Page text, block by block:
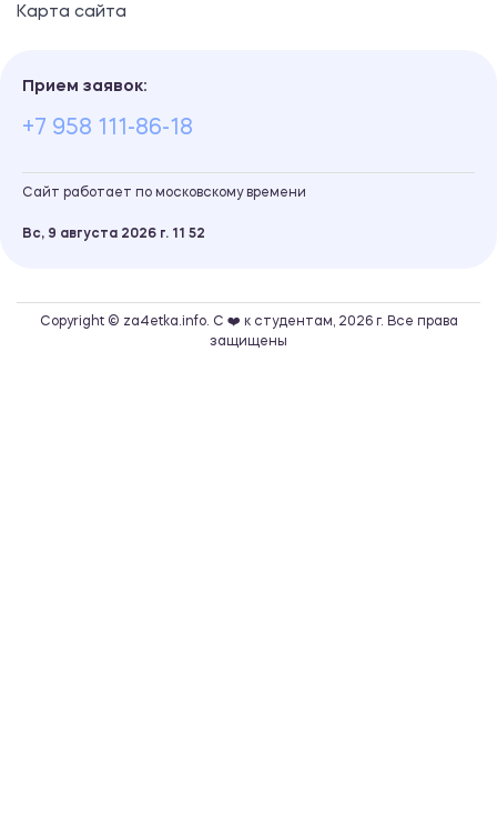
Карта сайта
Прием заявок:
+7 958 111-86-18
Сайт работает по московскому времени
Вс, 9 августа 2026 г. 11 52
Copyright © za4etka.info. С ❤️ к студентам, 2026 г. Все права
защищены